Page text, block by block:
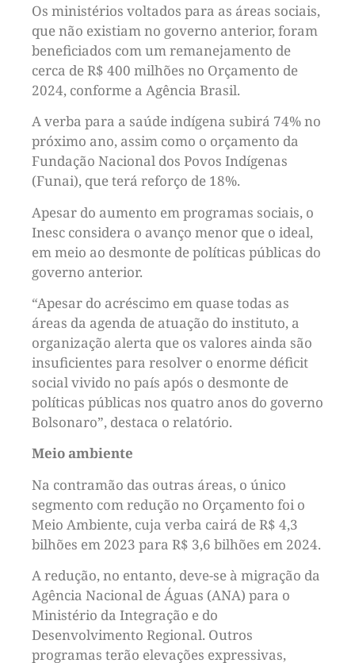
Os ministérios voltados para as áreas sociais,
que não existiam no governo anterior, foram
beneficiados com um remanejamento de
cerca de R$ 400 milhões no Orçamento de
2024, conforme a Agência Brasil.
A verba para a saúde indígena subirá 74% no
próximo ano, assim como o orçamento da
Fundação Nacional dos Povos Indígenas
(Funai), que terá reforço de 18%.
Apesar do aumento em programas sociais, o
Inesc considera o avanço menor que o ideal,
em meio ao desmonte de políticas públicas do
governo anterior.
“Apesar do acréscimo em quase todas as
áreas da agenda de atuação do instituto, a
organização alerta que os valores ainda são
insuficientes para resolver o enorme déficit
social vivido no país após o desmonte de
políticas públicas nos quatro anos do governo
Bolsonaro”, destaca o relatório.
Meio ambiente
Na contramão das outras áreas, o único
segmento com redução no Orçamento foi o
Meio Ambiente, cuja verba cairá de R$ 4,3
bilhões em 2023 para R$ 3,6 bilhões em 2024.
A redução, no entanto, deve-se à migração da
Agência Nacional de Águas (ANA) para o
Ministério da Integração e do
Desenvolvimento Regional. Outros
programas terão elevações expressivas,